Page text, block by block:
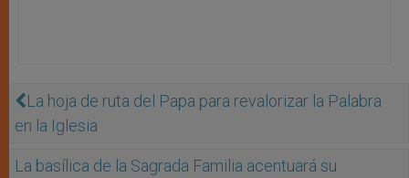
La hoja de ruta del Papa para revalorizar la Palabra
en la Iglesia
La basílica de la Sagrada Familia acentuará su